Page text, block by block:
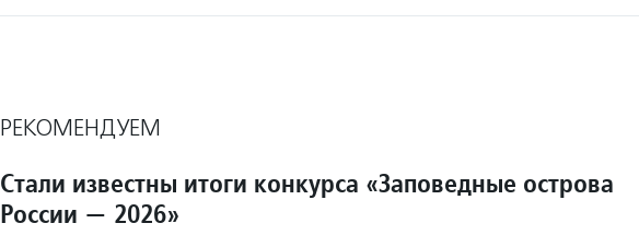
РЕКОМЕНДУЕМ
Стали известны итоги конкурса «Заповедные острова
России — 2026»